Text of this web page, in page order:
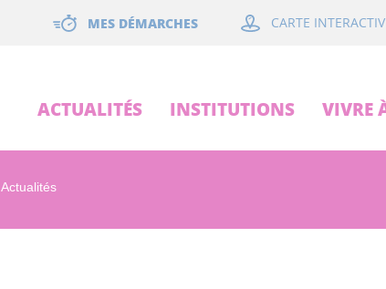
MES DÉMARCHES CARTE
ACTUALITÉS INSTITUTIONS VIVRE
Actualités